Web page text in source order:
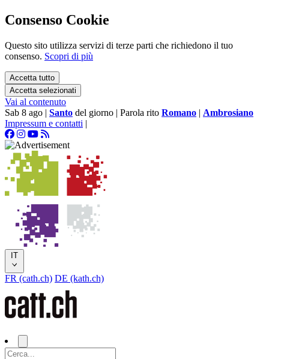
Consenso Cookie
Questo sito utilizza servizi di terze parti che richiedono il tuo
consenso. Scopri di più
Accetta tutto
Accetta selezionati
Vai al contenuto
Sab 8 ago | Santo del giorno | Parola rito Romano | Ambrosiano
Impressum e contatti |
IT
FR (cath.ch) DE (kath.ch)